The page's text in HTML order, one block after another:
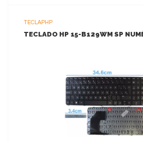
TECLAPHP
TECLADO HP 15-B129WM SP
VER MAS
AGREGAR AL